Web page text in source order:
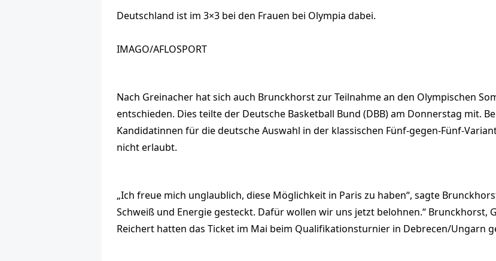
Deutschland ist im 3×3 bei den Frauen bei Olympia dabei.
IMAGO/AFLOSPORT
Nach Greinacher hat sich auch Brunckhorst zur Teilnahme an den Olympischen
entschieden. Dies teilte der Deutsche Basketball Bund (DBB) am Donnerstag mit.
Kandidatinnen für die deutsche Auswahl in der klassischen Fünf-gegen-Fünf-
nicht erlaubt.
„Ich freue mich unglaublich, diese Möglichkeit in Paris zu haben“, sagte
Schweiß und Energie gesteckt. Dafür wollen wir uns jetzt belohnen.“ Brunckhorst,
Reichert hatten das Ticket im Mai beim Qualifikationsturnier in Debrecen/Ungarn